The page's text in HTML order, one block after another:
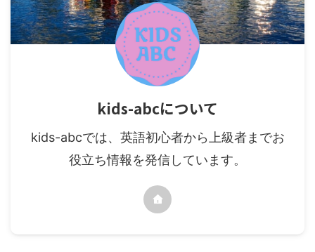
kids-abcについて
kids-abcでは、英語初心者から上級者までお
役立ち情報を発信しています。